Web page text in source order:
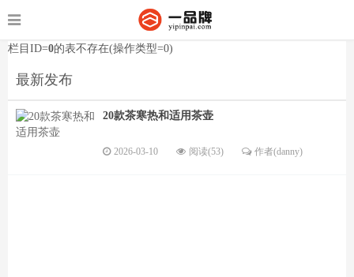
栏目ID=0的表不存在(操作类型=0)
最新发布
20款茶寒热和适用茶壶
2026-03-10 阅读(53) 作者(danny)